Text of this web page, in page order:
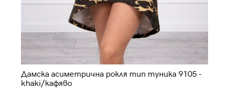
Дамска асиметрична рокля тип туника 9105 -
khaki/кафяво